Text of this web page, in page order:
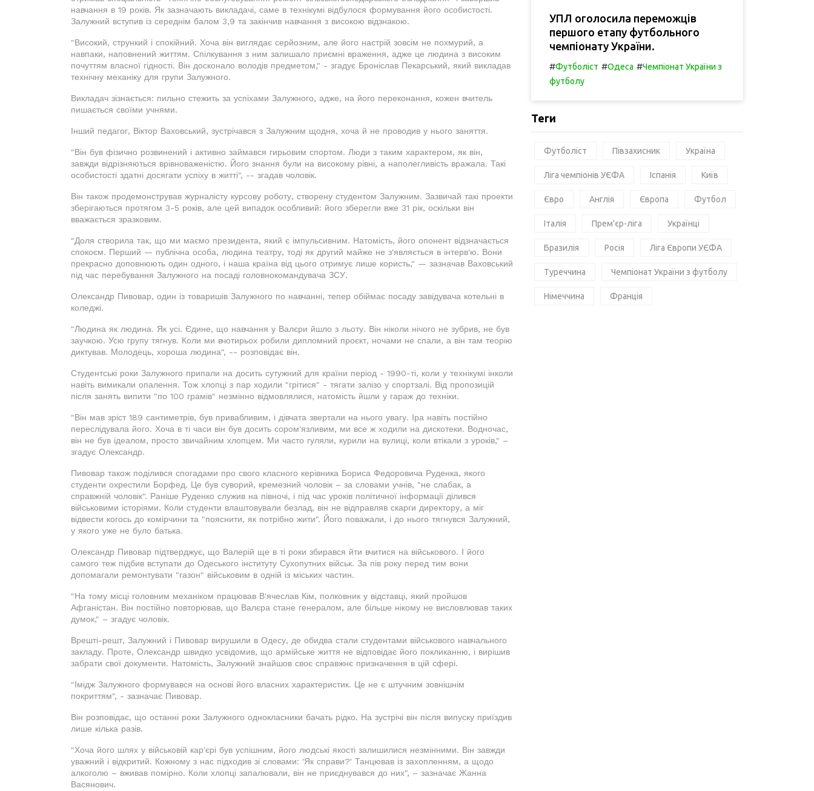
навчання в 19 років. Як зазначають викладачі, саме в технікумі відбулося формування його особистості.
Залужний вступив із середнім балом 3,9 та закінчив навчання з високою відзнакою.
"Високий, стрункий і спокійний. Хоча він виглядає серйозним, але його настрій зовсім не похмурий, а
навпаки, наповнений життям. Спілкування з ним залишало приємні враження, адже це людина з високим
почуттям власної гідності. Він досконало володів предметом," - згадує Броніслав Пекарський, який викладав
технічну механіку для групи Залужного.
Викладач зізнається: пильно стежить за успіхами Залужного, адже, на його переконання, кожен вчитель
пишається своїми учнями.
Інший педагог, Віктор Ваховський, зустрічався з Залужним щодня, хоча й не проводив у нього заняття.
"Він був фізично розвинений і активно займався гирьовим спортом. Люди з таким характером, як він,
завжди відрізняються врівноваженістю. Його знання були на високому рівні, а наполегливість вражала. Такі
особистості здатні досягати успіху в житті", -- згадав чоловік.
Він також продемонстрував журналісту курсову роботу, створену студентом Залужним. Зазвичай такі проекти
зберігаються протягом 3-5 років, але цей випадок особливий: його зберегли вже 31 рік, оскільки він
вважається зразковим.
"Доля створила так, що ми маємо президента, який є імпульсивним. Натомість, його опонент відзначається
спокоєм. Перший — публічна особа, людина театру, тоді як другий майже не з'являється в інтерв'ю. Вони
прекрасно доповнюють один одного, і наша країна від цього отримує лише користь," — зазначав Ваховський
під час перебування Залужного на посаді головнокомандувача ЗСУ.
Олександр Пивовар, один із товаришів Залужного по навчанні, тепер обіймає посаду завідувача котельні в
коледжі.
"Людина як людина. Як усі. Єдине, що навчання у Валєри йшло з льоту. Він ніколи нічого не зубрив, не був
заучкою. Усю групу тягнув. Коли ми вчотирьох робили дипломний проєкт, ночами не спали, а він там теорію
диктував. Молодець, хороша людина", -- розповідає він.
Студентські роки Залужного припали на досить сутужний для країни період - 1990-ті, коли у технікумі інколи
навіть вимикали опалення. Тож хлопці з пар ходили "грітися" - тягати залізо у спортзалі. Від пропозицій
після занять випити "по 100 грамів" незмінно відмовлялися, натомість йшли у гараж до техніки.
"Він мав зріст 189 сантиметрів, був привабливим, і дівчата звертали на нього увагу. Іра навіть постійно
переслідувала його. Хоча в ті часи він був досить сором'язливим, ми все ж ходили на дискотеки. Водночас,
він не був ідеалом, просто звичайним хлопцем. Ми часто гуляли, курили на вулиці, коли втікали з уроків," –
згадує Олександр.
Пивовар також поділився спогадами про свого класного керівника Бориса Федоровича Руденка, якого
студенти охрестили Борфед. Це був суворий, кремезний чоловік – за словами учнів, "не слабак, а
справжній чоловік". Раніше Руденко служив на півночі, і під час уроків політичної інформації ділився
військовими історіями. Коли студенти влаштовували безлад, він не відправляв скарги директору, а міг
відвести когось до комірчини та "пояснити, як потрібно жити". Його поважали, і до нього тягнувся Залужний,
у якого уже не було батька.
Олександр Пивовар підтверджує, що Валерій ще в ті роки збирався йти вчитися на військового. І його
самого теж підбив вступати до Одеського інституту Сухопутних військ. За пів року перед тим вони
допомагали ремонтувати "газон" військовим в одній із міських частин.
"На тому місці головним механіком працював В'ячеслав Кім, полковник у відставці, який пройшов
Афганістан. Він постійно повторював, що Валєра стане генералом, але більше нікому не висловлював таких
думок," – згадує чоловік.
Врешті-решт, Залужний і Пивовар вирушили в Одесу, де обидва стали студентами військового навчального
закладу. Проте, Олександр швидко усвідомив, що армійське життя не відповідає його покликанню, і вирішив
забрати свої документи. Натомість, Залужний знайшов своє справжнє призначення в цій сфері.
"Імідж Залужного формувався на основі його власних характеристик. Це не є штучним зовнішнім
покриттям", - зазначає Пивовар.
Він розповідає, що останні роки Залужного однокласники бачать рідко. На зустрічі він після випуску приїздив
лише кілька разів.
"Хоча його шлях у військовій кар'єрі був успішним, його людські якості залишилися незмінними. Він завжди
уважний і відкритий. Кожному з нас підходив зі словами: 'Як справи?' Танцював із захопленням, а щодо
алкоголю – вживав помірно. Коли хлопці запалювали, він не приєднувався до них", – зазначає Жанна
Васянович.
УПЛ оголосила переможців
першого етапу футбольного
чемпіонату України.
#Футболіст #Одеса #Чемпіонат України з
футболу
Теги
Футболіст Півзахисник Україна
Ліга чемпіонів УЄФА Іспанія Київ
Євро Англія Європа Футбол
Італія Прем'єр-ліга Українці
Бразилія Росія Ліга Європи УЄФА
Туреччина Чемпіонат України з футболу
Німеччина Франція